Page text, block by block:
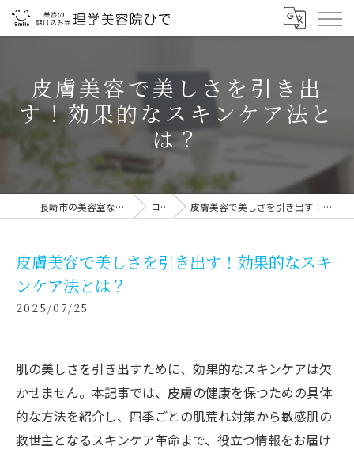
皮膚美容で美しさを引き出
す！効果的なスキンケア法と
は？
長崎市の美容室なら理学美容院ひで コラム 皮膚美容で美しさを引き出す！効果的なスキンケア法とは？
皮膚美容で美しさを引き出す！効果的なスキ
ンケア法とは？
2025/07/25
肌の美しさを引き出すために、効果的なスキンケアは欠
かせません。本記事では、皮膚の健康を保つための具体
的な方法を紹介し、四季ごとの肌荒れ対策から敏感肌の
救世主となるスキンケア革命まで、役立つ情報をお届け